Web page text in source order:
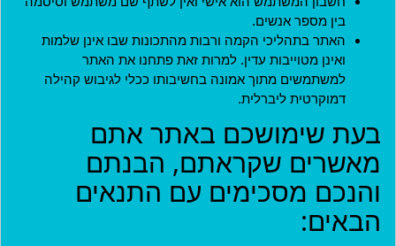
בין מספר אנשים.
האתר בתהליכי הקמה ורבות מהתכונות שבו אינן שלמות
ואינן מטוייבות עדין. למרות זאת פתחנו את האתר
למשתמשים מתוך אמונה בחשיבותו ככלי לגיבוש קהילה
דמוקרטית ליברלית.
בעת שימושכם באתר אתם
מאשרים שקראתם, הבנתם
והנכם מסכימים עם התנאים
הבאים:
מדיניות
תקנון חברות במועדון
תקנון ארגונים שותפים
תנאי שימוש
מדיניות פרטיות
הצהרת נגישות
ארגונים שותפים